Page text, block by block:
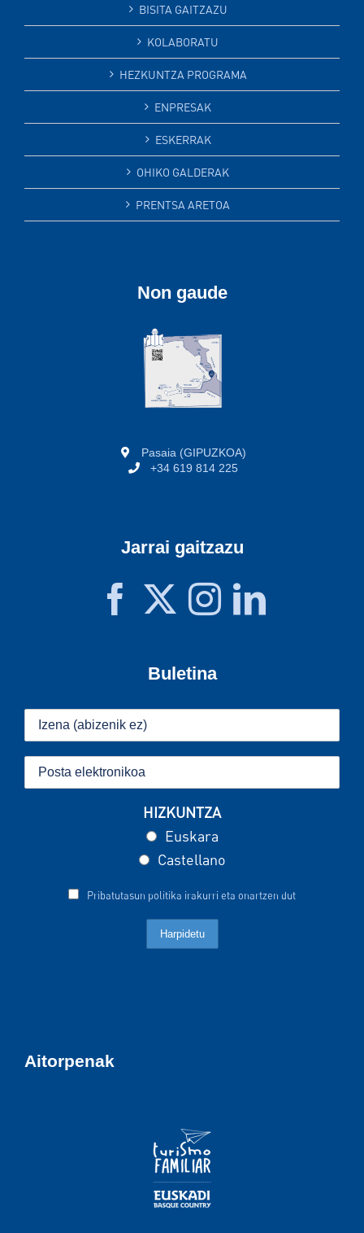
BISITA GAITZAZU
KOLABORATU
HEZKUNTZA PROGRAMA
ENPRESAK
ESKERRAK
OHIKO GALDERAK
PRENTSA ARETOA
Non gaude
Pasaia (GIPUZKOA)
+34 619 814 225
Jarrai gaitzazu
Buletina
HIZKUNTZA
Euskara
Castellano
Pribatutasun politika irakurri eta onartzen dut
Aitorpenak